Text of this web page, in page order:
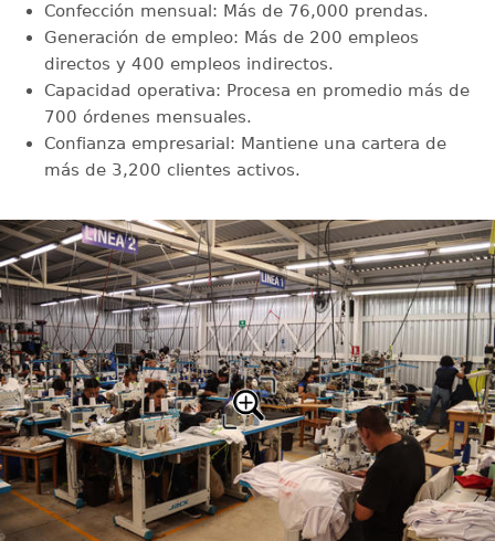
Confección mensual: Más de 76,000 prendas.
Generación de empleo: Más de 200 empleos
directos y 400 empleos indirectos.
Capacidad operativa: Procesa en promedio más de
700 órdenes mensuales.
Confianza empresarial: Mantiene una cartera de
más de 3,200 clientes activos.